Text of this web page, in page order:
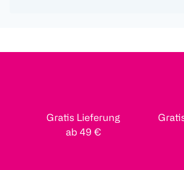
Gratis Lieferung
ab 49 €